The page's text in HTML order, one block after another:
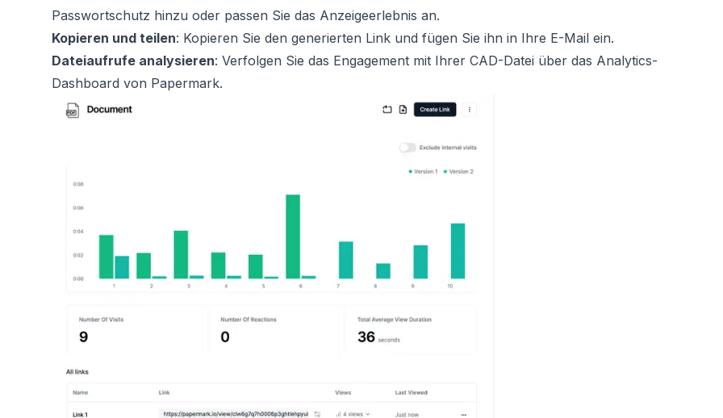
Passwortschutz hinzu oder passen Sie das Anzeigeerlebnis an.
Kopieren und teilen: Kopieren Sie den generierten Link und fügen Sie ihn in Ihre E-Mail ein.
Dateiaufrufe analysieren: Verfolgen Sie das Engagement mit Ihrer CAD-Datei über das Analytics-
Dashboard von Papermark.